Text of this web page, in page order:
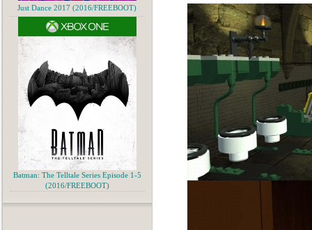
Just Dance 2017 (2016/FREEBOOT)
Batman: The Telltale Series Episode 1-5
(2016/FREEBOOT)